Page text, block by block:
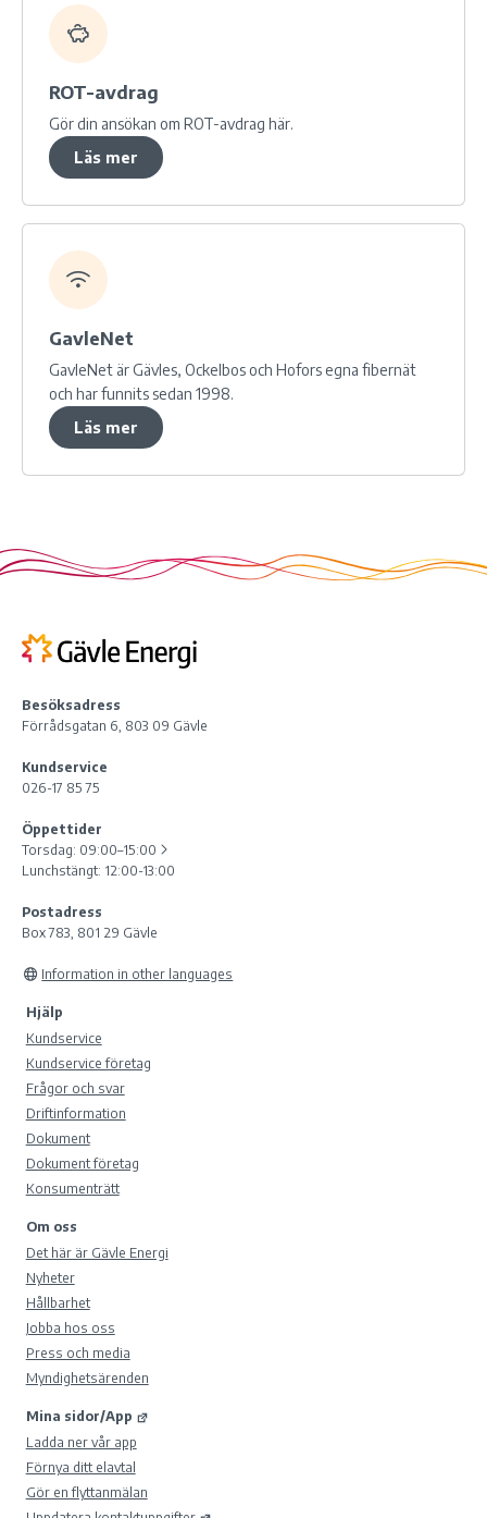
ROT-avdrag
Gör din ansökan om ROT-avdrag här.
Läs mer
GavleNet
GavleNet är Gävles, Ockelbos och Hofors egna fibernät
och har funnits sedan 1998.
Läs mer
Besöksadress
Förrådsgatan 6, 803 09 Gävle
Kundservice
026-17 85 75
Öppettider
Torsdag: 09:00–15:00
Lunchstängt: 12:00-13:00
Postadress
Box 783, 801 29 Gävle
Information in other languages
Hjälp
Kundservice
Kundservice företag
Frågor och svar
Driftinformation
Dokument
Dokument företag
Konsumenträtt
Om oss
Det här är Gävle Energi
Nyheter
Hållbarhet
Jobba hos oss
Press och media
Myndighetsärenden
Mina sidor/App
Ladda ner vår app
Förnya ditt elavtal
Gör en flyttanmälan